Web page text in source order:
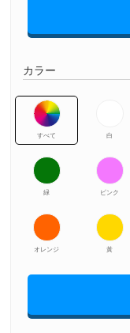
カラー
すべて 白
緑 ピンク
オレンジ 黃